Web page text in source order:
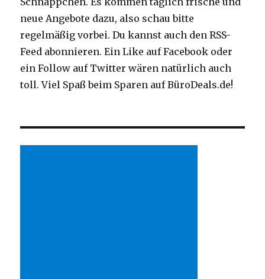
neue Angebote dazu, also schau bitte
regelmäßig vorbei. Du kannst auch den RSS-
Feed abonnieren. Ein Like auf Facebook oder
ein Follow auf Twitter wären natürlich auch
toll. Viel Spaß beim Sparen auf BüroDeals.de!